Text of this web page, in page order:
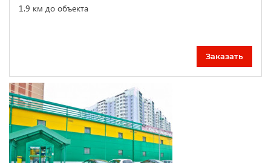
1.9 км до объекта
Заказать